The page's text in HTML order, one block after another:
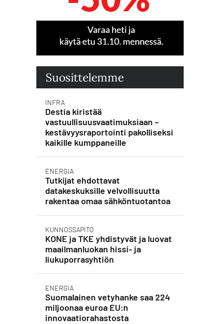
Suosittelemme
INFRA
Destia kiristää
vastuullisuusvaatimuksiaan –
kestävyysraportointi pakolliseksi
kaikille kumppaneille
ENERGIA
Tutkijat ehdottavat
datakeskuksille velvollisuutta
rakentaa omaa sähköntuotantoa
KUNNOSSAPITO
KONE ja TKE yhdistyvät ja luovat
maailmanluokan hissi- ja
liukuporrasyhtiön
ENERGIA
Suomalainen vetyhanke saa 224
miljoonaa euroa EU:n
innovaatiorahastosta